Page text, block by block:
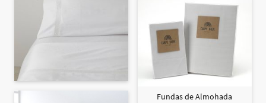
Fundas de Almohada